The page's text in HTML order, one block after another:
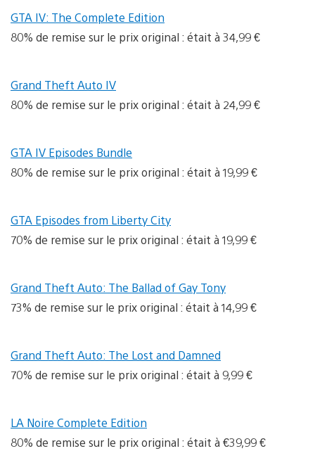
GTA IV: The Complete Edition
80% de remise sur le prix original : était à 34,99 €
Grand Theft Auto IV
80% de remise sur le prix original : était à 24,99 €
GTA IV Episodes Bundle
80% de remise sur le prix original : était à 19,99 €
GTA Episodes from Liberty City
70% de remise sur le prix original : était à 19,99 €
Grand Theft Auto: The Ballad of Gay Tony
73% de remise sur le prix original : était à 14,99 €
Grand Theft Auto: The Lost and Damned
70% de remise sur le prix original : était à 9,99 €
LA Noire Complete Edition
80% de remise sur le prix original : était à €39,99 €